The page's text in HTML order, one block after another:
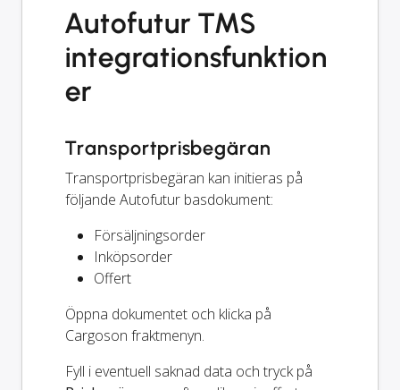
Autofutur TMS
integrationsfunktion
er
Transportprisbegäran
Transportprisbegäran kan initieras på
följande Autofutur basdokument:
Försäljningsorder
Inköpsorder
Offert
Öppna dokumentet och klicka på
Cargoson fraktmenyn.
Fyll i eventuell saknad data och tryck på